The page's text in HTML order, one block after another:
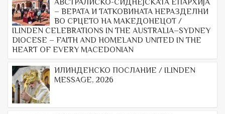
АВСТРАЛИСКО-СИДНЕЈСКАТА ЕПАРХИЈА
– ВЕРАТА И ТАТКОВИНАТА НЕРАЗДЕЛНИ
ВО СРЦЕТО НА МАКЕДОНЕЦОТ /
ILINDEN CELEBRATIONS IN THE AUSTRALIA–SYDNEY
DIOCESE – FAITH AND HOMELAND UNITED IN THE
HEART OF EVERY MACEDONIAN
ИЛИНДЕНСКО ПОСЛАНИЕ / ILINDEN
MESSAGE, 2026